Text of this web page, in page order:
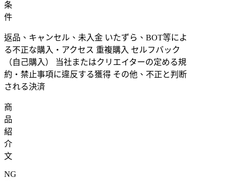
条
件
返品、キャンセル、未入金 いたずら、BOT等によ
る不正な購入・アクセス 重複購入 セルフバック
（自己購入） 当社またはクリエイターの定める規
約・禁止事項に違反する獲得 その他、不正と判断
される決済
商
品
紹
介
文
NG